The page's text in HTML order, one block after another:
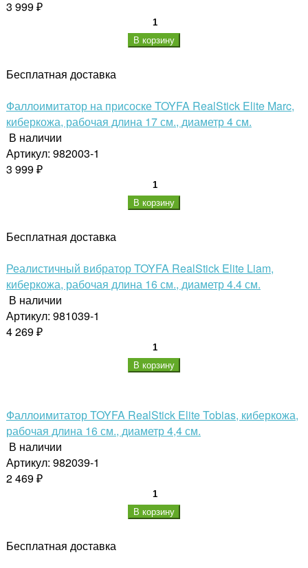
3 999 ₽
В корзину
Бесплатная доставка
Фаллоимитатор на присоске TOYFA RealStick Elite Marc,
киберкожа, рабочая длина 17 см., диаметр 4 см.
В наличии
Артикул: 982003-1
3 999 ₽
В корзину
Бесплатная доставка
Реалистичный вибратор TOYFA RealStick Elite Liam,
киберкожа, рабочая длина 16 см., диаметр 4.4 см.
В наличии
Артикул: 981039-1
4 269 ₽
В корзину
Фаллоимитатор TOYFA RealStick Elite Tobias, киберкожа,
рабочая длина 16 см., диаметр 4,4 см.
В наличии
Артикул: 982039-1
2 469 ₽
В корзину
Бесплатная доставка